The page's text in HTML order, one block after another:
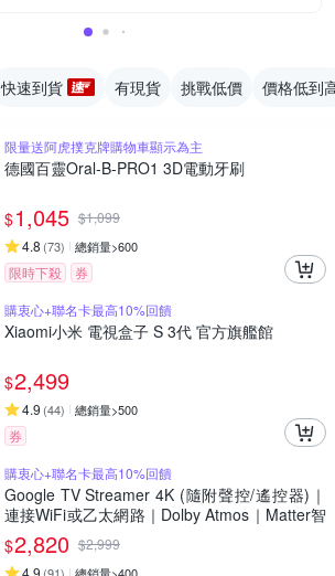
快速到貨 有現貨 挑戰低價 價格低到
限量送阿虎撲克牌購物車顯示為主
德國百靈Oral-B-PRO1 3D電動牙刷
$1,045 $1,099
4.8 (73) 總銷量>600
限時下殺
券
購衷心+聯名卡最高10%回饋
Xiaomi小米 電視盒子 S 3代 官方旗艦館
$2,499
4.9 (44) 總銷量>500
券
購衷心+聯名卡最高10%回饋
Google TV Streamer 4K (隨附聲控/遙控器)｜
連接WiFi或乙太網路｜Dolby Atmos｜Matter智
慧串聯｜安裝App播放Netflix/Disney+/Youtube
$2,820 $2,999